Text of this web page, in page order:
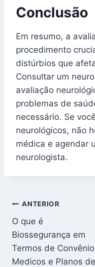
Conclusão
Em resumo, a
procedimento
distúrbios que
Consultar um
avaliação
problemas de
necessário. Se
neurológicos, não
médica e agendar
neurologista.
Navegação
de
Post
ANTERIOR
O que é
Biossegurança em
Termos de
Medicos e Planos de